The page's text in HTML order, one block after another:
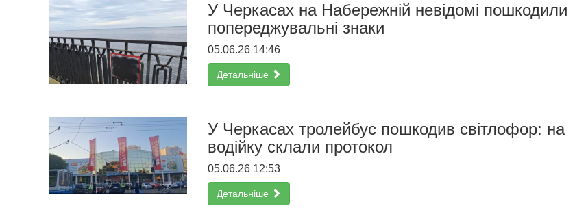
У Черкасах на Набережній невідомі пошкодили
попереджувальні знаки
05.06.26 14:46
Детальніше
У Черкасах тролейбус пошкодив світлофор: на
водійку склали протокол
05.06.26 12:53
Детальніше